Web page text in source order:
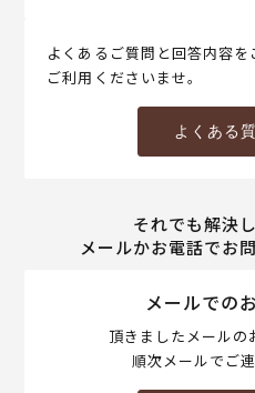
よくあるご質問と回答内容
ご利用くださいませ。
よくある
それでも解決
メールかお電話でお
メールでの
頂きましたメールの
順次メールでご